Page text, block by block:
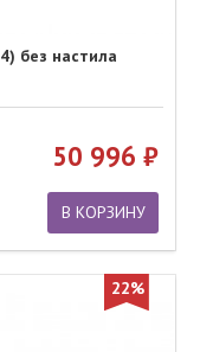
без настила
50 996
В КОРЗИНУ
22%